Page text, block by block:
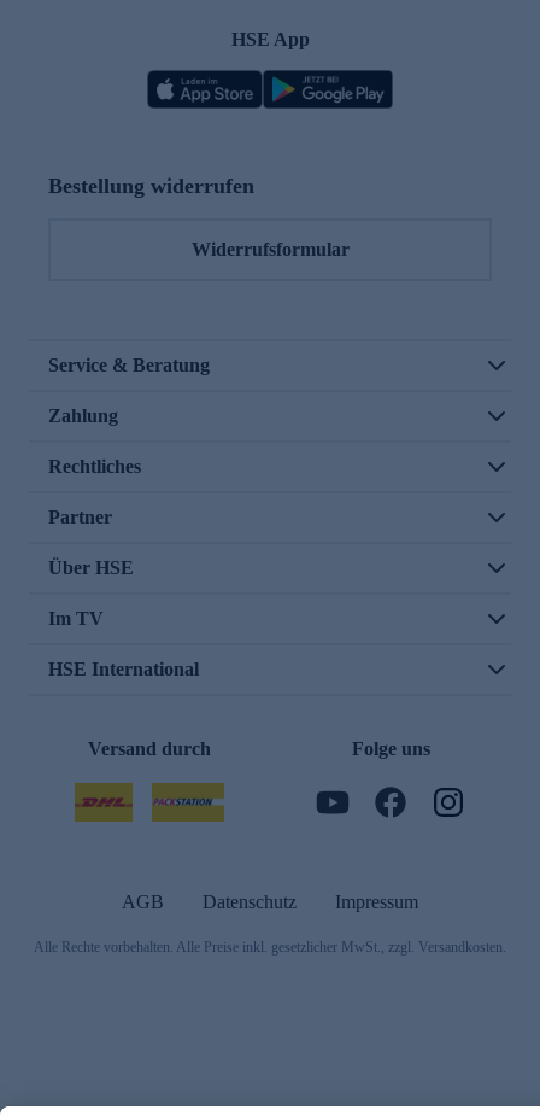
HSE App
Bestellung widerrufen
Widerrufsformular
Service & Beratung
Zahlung
Rechtliches
Partner
Über HSE
Im TV
HSE International
Versand durch Folge uns
AGB Datenschutz Impressum
Alle Rechte vorbehalten. Alle Preise inkl. gesetzlicher MwSt., zzgl. Versandkosten.